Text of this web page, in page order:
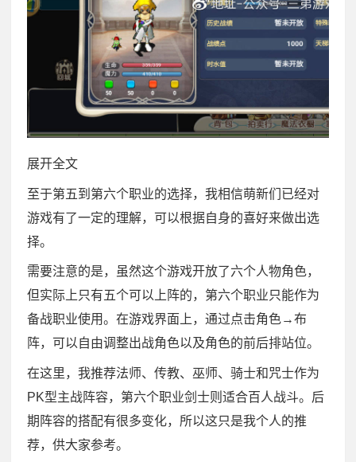
展开全文
至于第五到第六个职业的选择，我相信萌新们已经对
游戏有了一定的理解，可以根据自身的喜好来做出选
择。
需要注意的是，虽然这个游戏开放了六个人物角色，
但实际上只有五个可以上阵的，第六个职业只能作为
备战职业使用。在游戏界面上，通过点击角色→布
阵，可以自由调整出战角色以及角色的前后排站位。
在这里，我推荐法师、传教、巫师、骑士和咒士作为
PK型主战阵容，第六个职业剑士则适合百人战斗。后
期阵容的搭配有很多变化，所以这只是我个人的推
荐，供大家参考。